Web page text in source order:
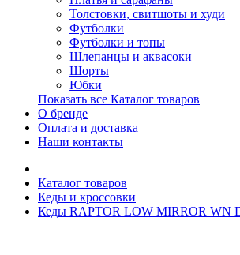
Толстовки, свитшоты и худи
Футболки
Футболки и топы
Шлепанцы и аквасоки
Шорты
Юбки
Показать все Каталог товаров
О бренде
Оплата и доставка
Наши контакты
Каталог товаров
Кеды и кроссовки
Кеды RAPTOR LOW MIRROR WN